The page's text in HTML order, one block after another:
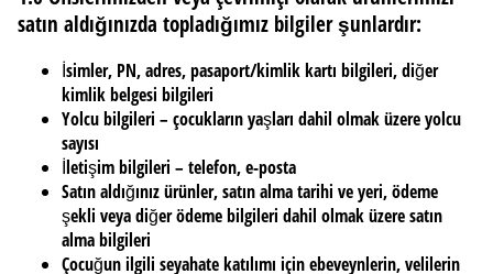
satın aldığınızda topladığımız bilgiler şunlardır:
İsimler, PN, adres, pasaport/kimlik kartı bilgileri, diğer
kimlik belgesi bilgileri
Yolcu bilgileri – çocukların yaşları dahil olmak üzere yolcu
sayısı
İletişim bilgileri – telefon, e-posta
Satın aldığınız ürünler, satın alma tarihi ve yeri, ödeme
şekli veya diğer ödeme bilgileri dahil olmak üzere satın
alma bilgileri
Çocuğun ilgili seyahate katılımı için ebeveynlerin, velilerin